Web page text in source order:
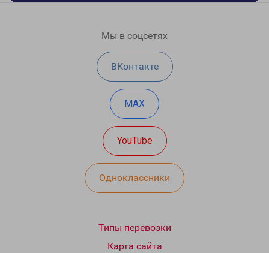
Мы в соцсетях
ВКонтакте
MAX
YouTube
Одноклассники
Типы перевозки
Карта сайта